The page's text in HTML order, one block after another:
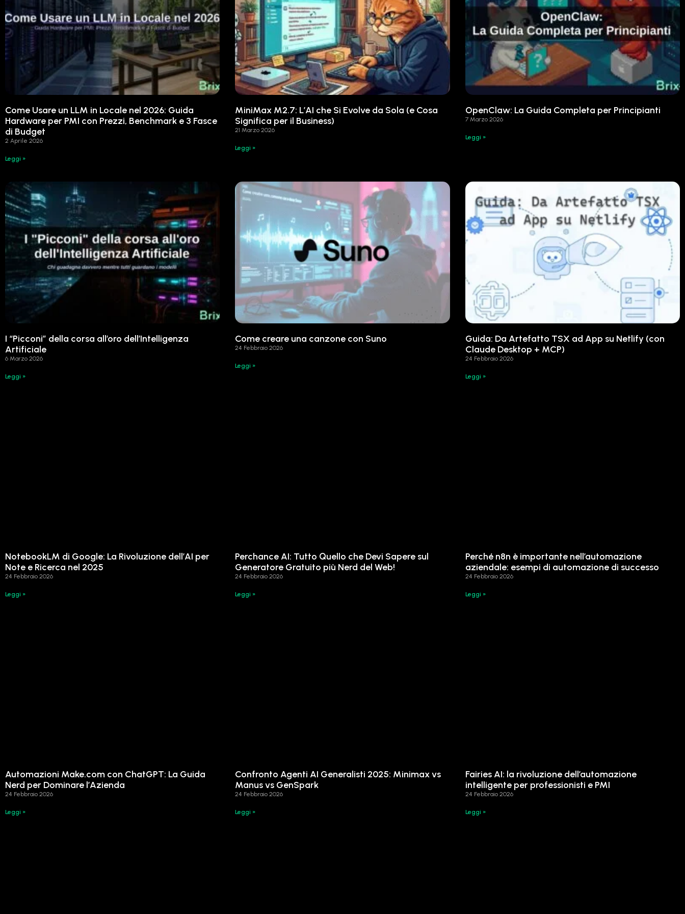
Come Usare un LLM in Locale nel 2026: Guida
Hardware per PMI con Prezzi, Benchmark e 3 Fasce
di Budget
2 Aprile 2026
Leggi »
MiniMax M2.7: L’AI che Si Evolve da Sola (e Cosa
Significa per il Business)
21 Marzo 2026
Leggi »
OpenClaw: La Guida Completa per Principianti
7 Marzo 2026
Leggi »
I “Picconi” della corsa all’oro dell’Intelligenza
Artificiale
6 Marzo 2026
Leggi »
Come creare una canzone con Suno
24 Febbraio 2026
Leggi »
Guida: Da Artefatto TSX ad App su Netlify (con
Claude Desktop + MCP)
24 Febbraio 2026
Leggi »
NotebookLM di Google: La Rivoluzione dell’AI per
Note e Ricerca nel 2025
24 Febbraio 2026
Leggi »
Perchance AI: Tutto Quello che Devi Sapere sul
Generatore Gratuito più Nerd del Web!
24 Febbraio 2026
Leggi »
Perché n8n è importante nell’automazione
aziendale: esempi di automazione di successo
24 Febbraio 2026
Leggi »
Automazioni Make.com con ChatGPT: La Guida
Nerd per Dominare l’Azienda
24 Febbraio 2026
Leggi »
Confronto Agenti AI Generalisti 2025: Minimax vs
Manus vs GenSpark
24 Febbraio 2026
Leggi »
Fairies AI: la rivoluzione dell’automazione
intelligente per professionisti e PMI
24 Febbraio 2026
Leggi »